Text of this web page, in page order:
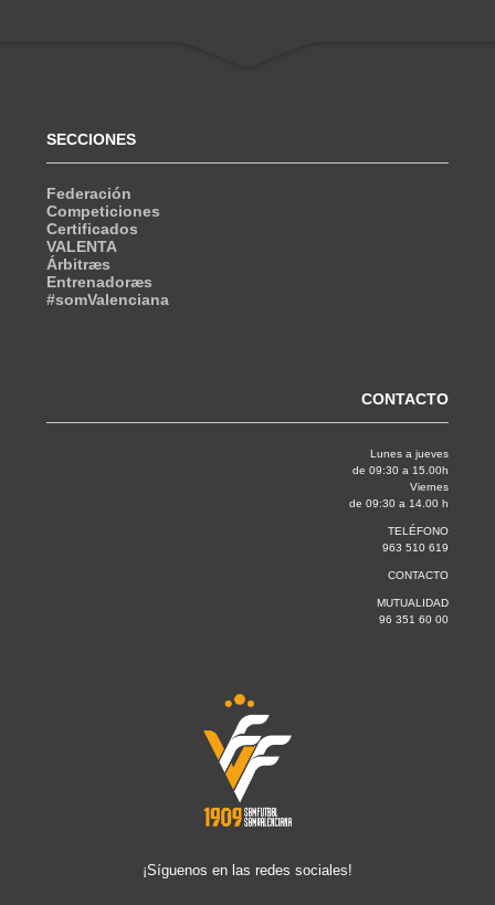
SECCIONES
Federación
Competiciones
Certificados
VALENTA
Árbitræs
Entrenadoræs
#somValenciana
CONTACTO
Lunes a jueves
de 09:30 a 15.00h
Viernes
de 09:30 a 14.00 h
TELÉFONO
963 510 619
CONTACTO
MUTUALIDAD
96 351 60 00
¡Síguenos en las redes sociales!